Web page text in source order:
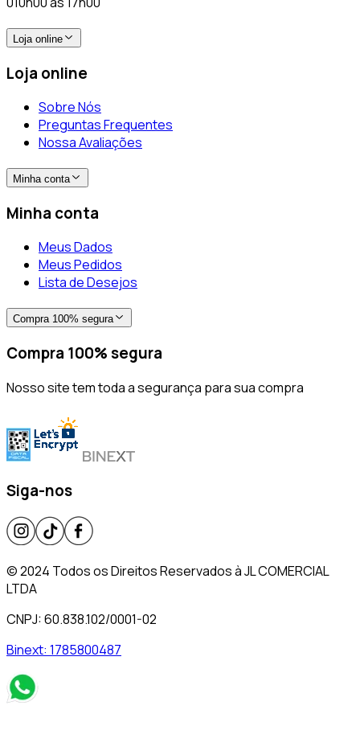
Loja online
Loja online
Sobre Nós
Preguntas Frequentes
Nossa Avaliações
Minha conta
Minha conta
Meus Dados
Meus Pedidos
Lista de Desejos
Compra 100% segura
Compra 100% segura
Nosso site tem toda a segurança para sua compra
Siga-nos
© 2024 Todos os Direitos Reservados à JL COMERCIAL
LTDA
CNPJ: 60.838.102/0001-02
Binext: 1785800487